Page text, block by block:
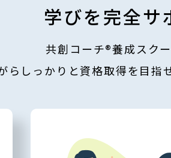
学びを完全サ
共創コーチ®養成スク
らしっかりと資格取得を目指